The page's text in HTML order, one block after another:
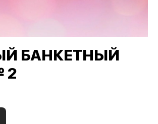
БАНКЕТНЫЙ
2